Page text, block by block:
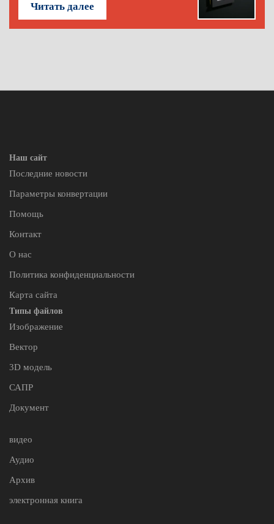
Читать далее
Наш сайт
Последние новости
Параметры конвертации
Помощь
Контакт
О нас
Политика конфиденциальности
Карта сайта
Типы файлов
Изображение
Вектор
3D модель
САПР
Документ
видео
Аудио
Архив
электронная книга